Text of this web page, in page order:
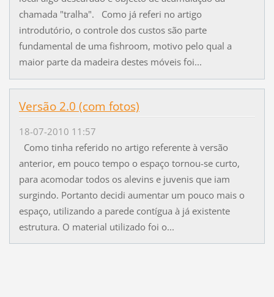
chamada "tralha". Como já referi no artigo
introdutório, o controle dos custos são parte
fundamental de uma fishroom, motivo pelo qual a
maior parte da madeira destes móveis foi...
Versão 2.0 (com fotos)
18-07-2010 11:57
Como tinha referido no artigo referente à versão
anterior, em pouco tempo o espaço tornou-se curto,
para acomodar todos os alevins e juvenis que iam
surgindo. Portanto decidi aumentar um pouco mais o
espaço, utilizando a parede contígua à já existente
estrutura. O material utilizado foi o...